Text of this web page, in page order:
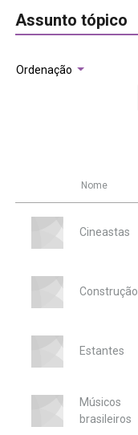
Assunto tópico
Ordenação
Nome
Cineastas
Construção
Estantes
Músicos
brasileiros